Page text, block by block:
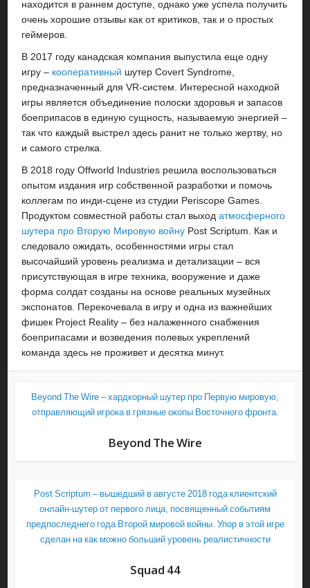
находится в раннем доступе, однако уже успела получить
очень хорошие отзывы как от критиков, так и о простых
геймеров.
В 2017 году канадская компания выпустила еще одну
игру – кооперативный шутер Covert Syndrome,
предназначенный для VR-систем. Интересной находкой
игры является объединение полоски здоровья и запасов
боеприпасов в единую сущность, называемую энергией –
так что каждый выстрел здесь ранит не только жертву, но
и самого стрелка.
В 2018 году Offworld Industries решила воспользоваться
опытом издания игр собственной разработки и помочь
коллегам по инди-сцене из студии Periscope Games.
Продуктом совместной работы стал выходатмосферного
шутера про Вторую Мировую войну Post Scriptum. Как и
следовало ожидать, особенностями игры стал
высочайший уровень реализма и детализации – вся
присутствующая в игре техника, вооружение и даже
форма солдат созданы на основе реальных музейных
экспонатов. Перекочевала в игру и одна из важнейших
фишек Project Reality – без налаженного снабжения
боеприпасами и возведения полевых укреплений
команда здесь не проживет и десятка минут.
Beyond The Wire – хардкорный шутер про Первую мировую,
отправляющий игрока в грязные окопы Восточного фронта.
Beyond The Wire
Post Scriptum – вышедший в августе 2018 года клиентский
онлайн-шутер от первого лица, посвященный событиям
предпоследнего года Второй мировой войны. Упор в этой игре
сделан на как можно больший уровень реалистичности
Squad 44